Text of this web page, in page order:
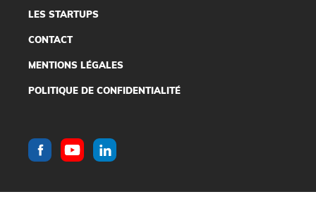
LES STARTUPS
CONTACT
MENTIONS LÉGALES
POLITIQUE DE CONFIDENTIALITÉ